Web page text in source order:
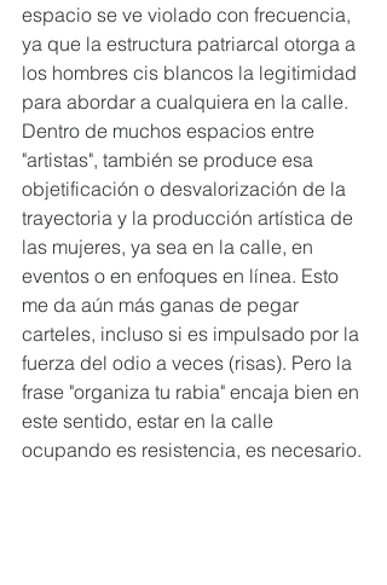
espacio se ve violado con frecuencia,
ya que la estructura patriarcal otorga a
los hombres cis blancos la legitimidad
para abordar a cualquiera en la calle.
Dentro de muchos espacios entre
"artistas", también se produce esa
objetificación o desvalorización de la
trayectoria y la producción artística de
las mujeres, ya sea en la calle, en
eventos o en enfoques en línea. Esto
me da aún más ganas de pegar
carteles, incluso si es impulsado por la
fuerza del odio a veces (risas). Pero la
frase "organiza tu rabia" encaja bien en
este sentido, estar en la calle
ocupando es resistencia, es necesario.